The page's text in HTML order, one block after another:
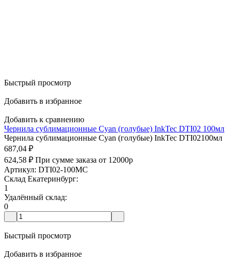
Быстрый просмотр
Добавить в избранное
Добавить к сравнению
Чернила сублимационные Cyan (голубые) InkTec DTI02 100мл
Чернила сублимационные Cyan (голубые) InkTec DTI02100мл
687,04 ₽
624,58 ₽ При сумме заказа от 12000р
Артикул: DTI02-100MC
Склад Екатеринбург:
1
Удалённый склад:
0
Быстрый просмотр
Добавить в избранное